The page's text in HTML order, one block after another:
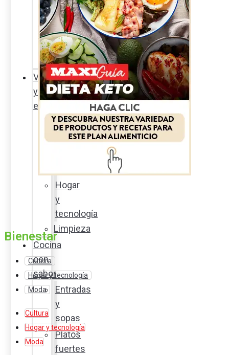
Sexualidad
responsable
En
la
percha
Vida
y
estilo
Productos
nuevos
Hogar
y
tecnología
Limpieza
Cocina
con
sabor
Entradas
y
sopas
Platos
fuertes
Bienestar
Cultura
Hogar y tecnología
Moda
Cultura
Hogar y tecnología
Moda